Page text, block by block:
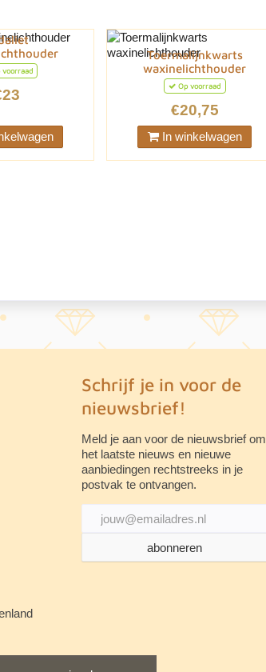
Toermalijnkwarts
waxinelichthouder
Op voorraad
€20,75
In winkelwagen
Schrijf je in voor de
nieuwsbrief!
Meld je aan voor de nieuwsbrief om
het laatste nieuws en nieuwe
aanbiedingen rechtstreeks in je
postvak te ontvangen.
abonneren